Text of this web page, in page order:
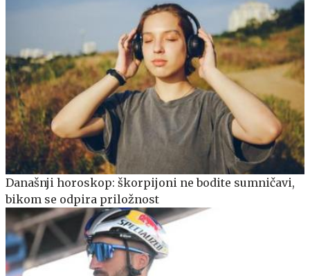
Današnji horoskop: škorpijoni ne bodite sumničavi,
bikom se odpira priložnost